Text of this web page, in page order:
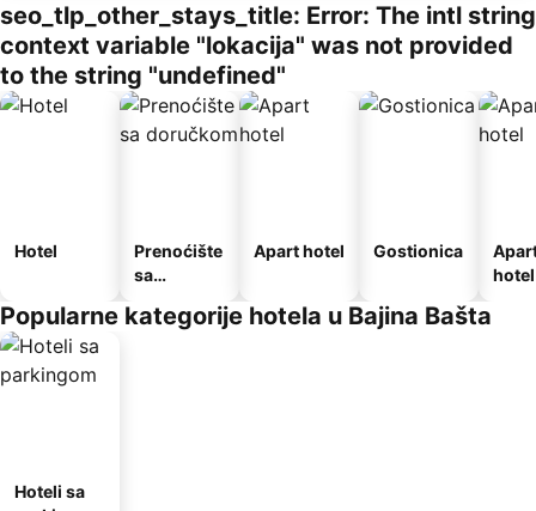
seo_tlp_other_stays_title: Error: The intl string
context variable "lokacija" was not provided
to the string "undefined"
Hotel
Prenoćište
sa
Apart hotel Gostionica
hotel
Popularne kategorije hotela u Bajina Bašta
Hoteli sa